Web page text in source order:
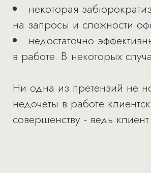
некоторая
на запросы и сложности
недостаточно
в работе. В некоторых
Ни одна из претензий не
недочеты в работе
совершенству - ведь